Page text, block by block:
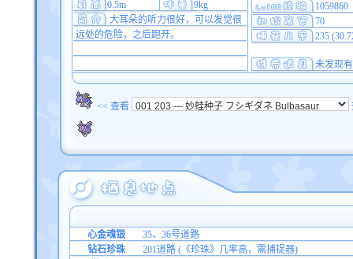
1059860
70
235
未发现
0.5m
9kg
大耳朵的听力很好，可以发觉很
远处的危险，之后跑开。
<< 查看
心金魂银
35、36号道路
钻石珍珠
201道路 (《珍珠》几率高，需捕捉器)